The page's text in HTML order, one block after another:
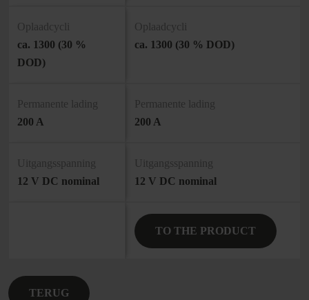
Oplaadcycli
ca. 1300 (30 %
DOD)
Oplaadcycli
ca. 1300 (30 % DOD)
Permanente lading
200 A
Permanente lading
200 A
Uitgangsspanning
12 V DC nominal
Uitgangsspanning
12 V DC nominal
TO THE PRODUCT
TERUG